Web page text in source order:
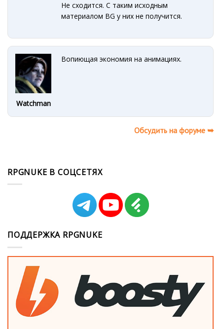
Не сходится. С таким исходным
материалом BG у них не получится.
Watchman
Вопиющая экономия на анимациях.
Обсудить на форуме ➥
RPGNUKE В СОЦСЕТЯХ
ПОДДЕРЖКА RPGNUKE